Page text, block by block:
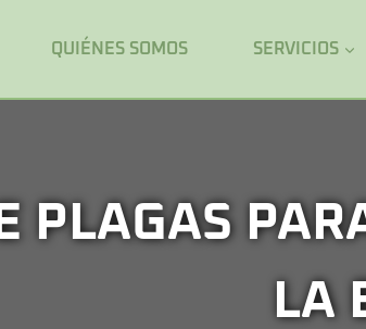
QUIÉNES SOMOS SERVICIOS
PLAGAS
LA